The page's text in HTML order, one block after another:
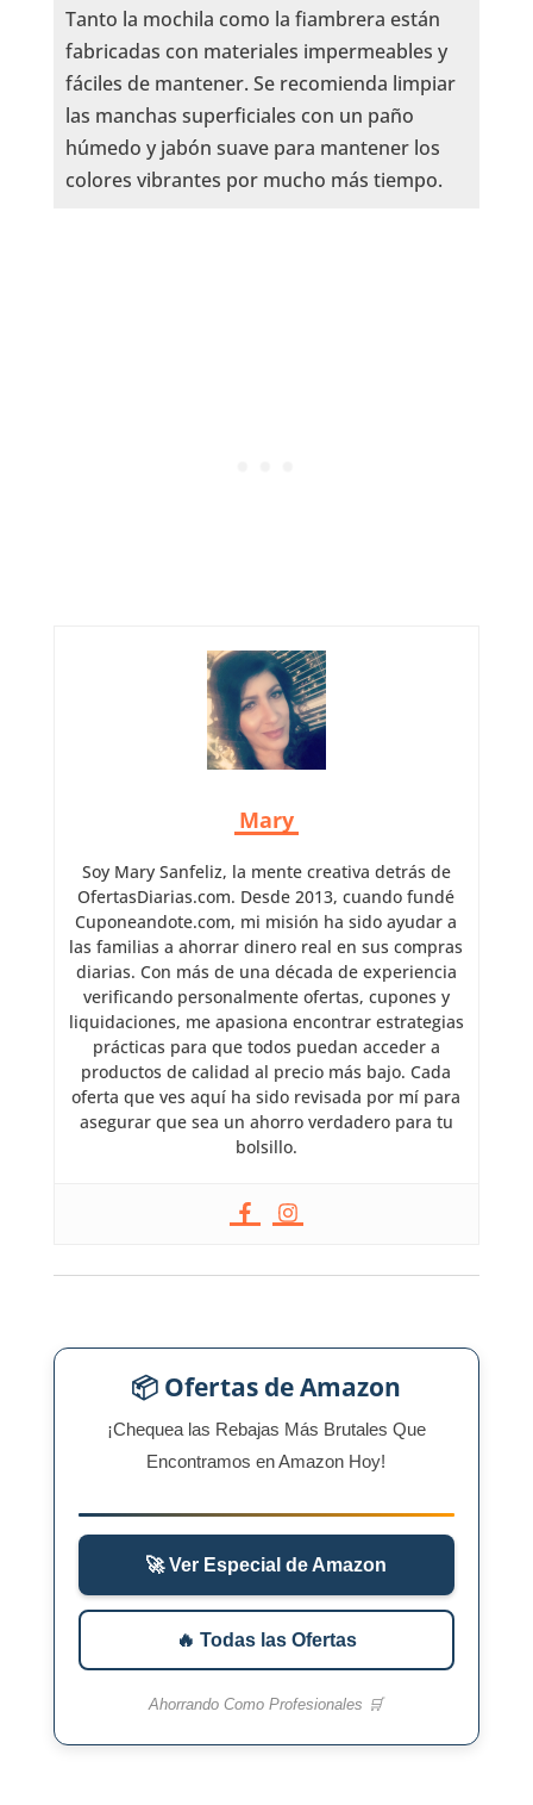
Tanto la mochila como la fiambrera están
fabricadas con materiales impermeables y
fáciles de mantener. Se recomienda limpiar
las manchas superficiales con un paño
húmedo y jabón suave para mantener los
colores vibrantes por mucho más tiempo.
Mary
Soy Mary Sanfeliz, la mente creativa detrás de
OfertasDiarias.com. Desde 2013, cuando fundé
Cuponeandote.com, mi misión ha sido ayudar a
las familias a ahorrar dinero real en sus compras
diarias. Con más de una década de experiencia
verificando personalmente ofertas, cupones y
liquidaciones, me apasiona encontrar estrategias
prácticas para que todos puedan acceder a
productos de calidad al precio más bajo. Cada
oferta que ves aquí ha sido revisada por mí para
asegurar que sea un ahorro verdadero para tu
bolsillo.
📦 Ofertas de Amazon
¡Chequea las Rebajas Más Brutales Que
Encontramos en Amazon Hoy!
🚀 Ver Especial de Amazon
🔥 Todas las Ofertas
Ahorrando Como Profesionales 🛒